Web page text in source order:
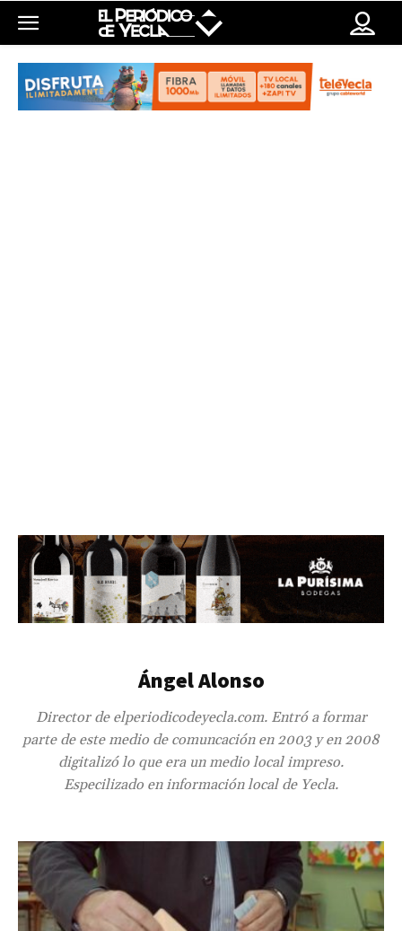
Ángel Alonso
Director de elperiodicodeyecla.com. Entró a formar
parte de este medio de comuncación en 2003 y en 2008
digitalizó lo que era un medio local impreso.
Especilizado en información local de Yecla.